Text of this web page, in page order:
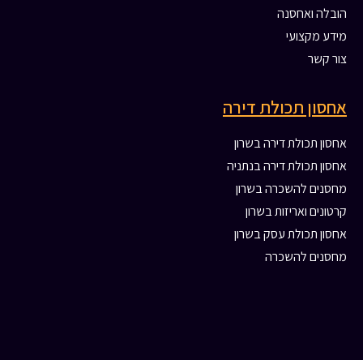
אחסון תכולת דירה
אחסון תכולת דירה בשרון
אחסון תכולת דירה בנתניה
מחסנים להשכרה בשרון
קרטונים ואריזות בשרון
אחסון תכולת עסק בשרון
מחסנים להשכרה
הובלה ואחסנה
מידע מקצועי
צור קשר